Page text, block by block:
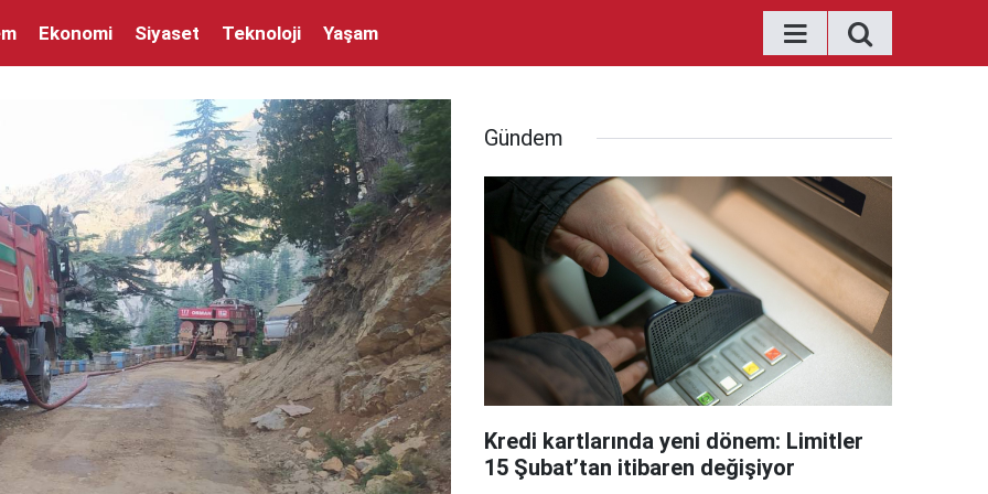
Ekonomi Siyaset Teknoloji Yaşam
Gündem
Kredi kartlarında yeni dönem: Limitler
15 Şubat’tan itibaren değişiyor